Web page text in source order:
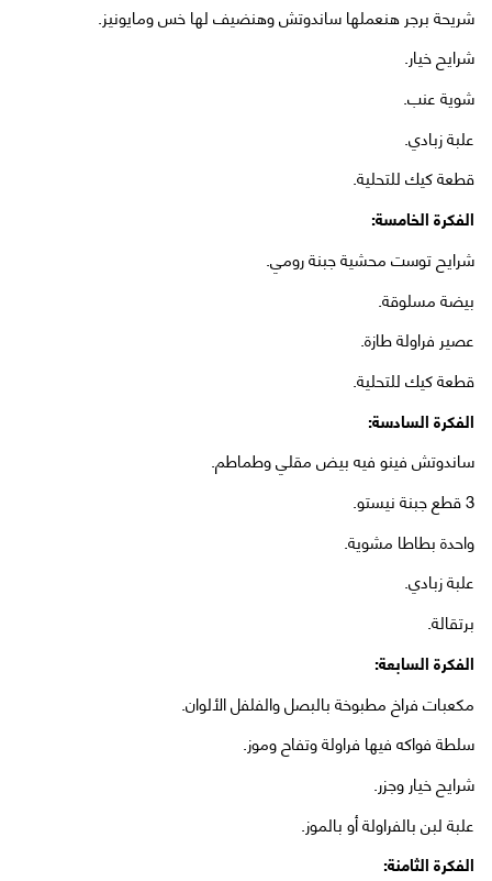
شريحة برجر هنعملها ساندوتش وهنضيف لها خس ومايونيز.
شرايح خيار.
شوية عنب.
علبة زبادي.
قطعة كيك للتحلية.
الفكرة الخامسة:
شرايح توست محشية جبنة رومي.
بيضة مسلوقة.
عصير فراولة طازة.
قطعة كيك للتحلية.
الفكرة السادسة:
ساندوتش فينو فيه بيض مقلي وطماطم.
3 قطع جبنة نيستو.
واحدة بطاطا مشوية.
علبة زبادي.
برتقالة.
الفكرة السابعة:
مكعبات فراخ مطبوخة بالبصل والفلفل الألوان.
سلطة فواكه فيها فراولة وتفاح وموز.
شرايح خيار وجزر.
علبة لبن بالفراولة أو بالموز.
الفكرة الثامنة: